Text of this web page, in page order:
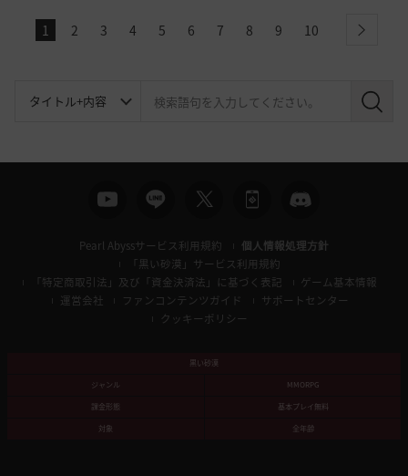
1 2 3 4 5 6 7 8 9 10 next
検
Pearl Abyssサービス利用規約
個人情報処理方針
「黒い砂漠」サービス利用規約
「特定商取引法」及び「資金決済法」に基づく表記
ゲーム基本情報
運営会社
ファンコンテンツガイド
サポートセンター
クッキーポリシー
黒い砂漠
ジャンル
MMORPG
課金形態
基本プレイ無料
対象
全年齢